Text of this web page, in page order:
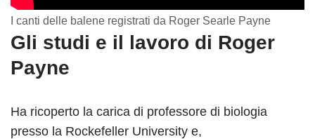
I canti delle balene registrati da Roger Searle Payne
Gli studi e il lavoro di Roger
Payne
Ha ricoperto la carica di professore di biologia
presso la Rockefeller University e,